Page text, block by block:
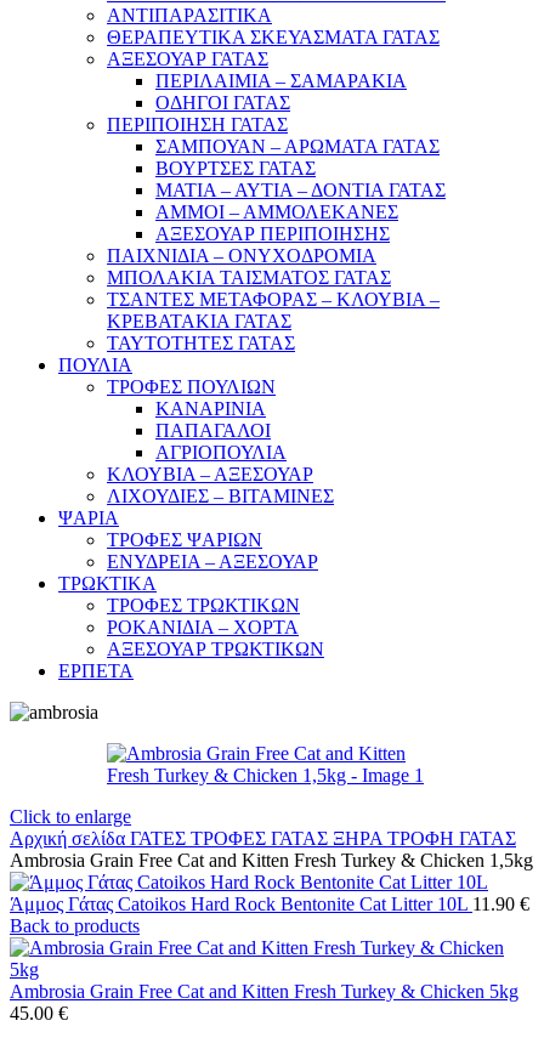
ΑΝΤΙΠΑΡΑΣΙΤΙΚΑ
ΘΕΡΑΠΕΥΤΙΚΑ ΣΚΕΥΑΣΜΑΤΑ ΓΑΤΑΣ
ΑΞΕΣΟΥΑΡ ΓΑΤΑΣ
ΠΕΡΙΛΑΙΜΙΑ – ΣΑΜΑΡΑΚΙΑ
ΟΔΗΓΟΙ ΓΑΤΑΣ
ΠΕΡΙΠΟΙΗΣΗ ΓΑΤΑΣ
ΣΑΜΠΟΥΑΝ – ΑΡΩΜΑΤΑ ΓΑΤΑΣ
ΒΟΥΡΤΣΕΣ ΓΑΤΑΣ
ΜΑΤΙΑ – ΑΥΤΙΑ – ΔΟΝΤΙΑ ΓΑΤΑΣ
ΑΜΜΟΙ – ΑΜΜΟΛΕΚΑΝΕΣ
ΑΞΕΣΟΥΑΡ ΠΕΡΙΠΟΙΗΣΗΣ
ΠΑΙΧΝΙΔΙΑ – ΟΝΥΧΟΔΡΟΜΙΑ
ΜΠΟΛΑΚΙΑ ΤΑΙΣΜΑΤΟΣ ΓΑΤΑΣ
ΤΣΑΝΤΕΣ ΜΕΤΑΦΟΡΑΣ – ΚΛΟΥΒΙΑ –
ΚΡΕΒΑΤΑΚΙΑ ΓΑΤΑΣ
ΤΑΥΤΟΤΗΤΕΣ ΓΑΤΑΣ
ΠΟΥΛΙΑ
ΤΡΟΦΕΣ ΠΟΥΛΙΩΝ
ΚΑΝΑΡΙΝΙΑ
ΠΑΠΑΓΑΛΟΙ
ΑΓΡΙΟΠΟΥΛΙΑ
ΚΛΟΥΒΙΑ – ΑΞΕΣΟΥΑΡ
ΛΙΧΟΥΔΙΕΣ – ΒΙΤΑΜΙΝΕΣ
ΨΑΡΙΑ
ΤΡΟΦΕΣ ΨΑΡΙΩΝ
ΕΝΥΔΡΕΙΑ – ΑΞΕΣΟΥΑΡ
ΤΡΩΚΤΙΚΑ
ΤΡΟΦΕΣ ΤΡΩΚΤΙΚΩΝ
ΡΟΚΑΝΙΔΙΑ – ΧΟΡΤΑ
ΑΞΕΣΟΥΑΡ ΤΡΩΚΤΙΚΩΝ
ΕΡΠΕΤΑ
Click to enlarge
Αρχική σελίδα ΓΑΤΕΣ ΤΡΟΦΕΣ ΓΑΤΑΣ ΞΗΡΑ ΤΡΟΦΗ ΓΑΤΑΣ
Ambrosia Grain Free Cat and Kitten Fresh Turkey & Chicken 1,5kg
Άμμος Γάτας Catoikos Hard Rock Bentonite Cat Litter 10L 11.90 €
Back to products
Ambrosia Grain Free Cat and Kitten Fresh Turkey & Chicken 5kg
45.00 €